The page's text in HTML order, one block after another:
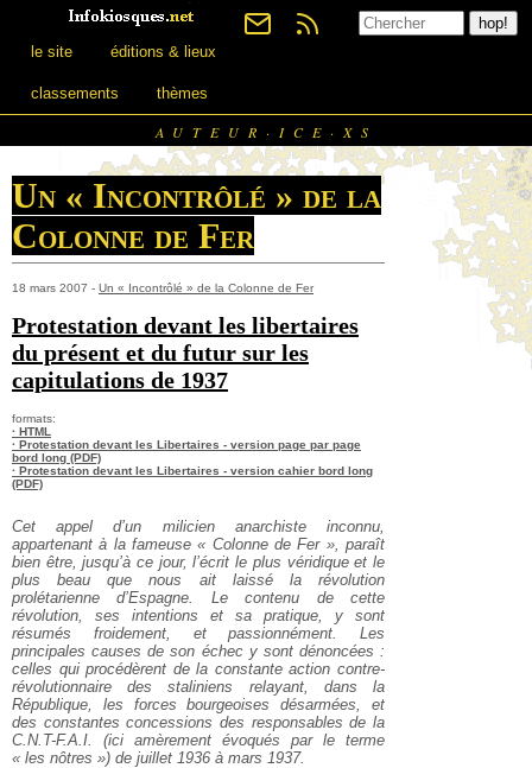
le site éditions & lieux
classements thèmes
AUTEUR·ICE·XS
Un « Incontrôlé » de la
Colonne de Fer
18 mars 2007 - Un « Incontrôlé » de la Colonne de Fer
Protestation devant les libertaires
du présent et du futur sur les
capitulations de 1937
formats:
· HTML
· Protestation devant les Libertaires - version page par page
bord long (PDF)
· Protestation devant les Libertaires - version cahier bord long
(PDF)
Cet appel d’un milicien anarchiste inconnu,
appartenant à la fameuse « Colonne de Fer », paraît
bien être, jusqu’à ce jour, l’écrit le plus véridique et le
plus beau que nous ait laissé la révolution
prolétarienne d’Espagne. Le contenu de cette
révolution, ses intentions et sa pratique, y sont
résumés froidement, et passionnément. Les
principales causes de son échec y sont dénoncées :
celles qui procédèrent de la constante action contre-
révolutionnaire des staliniens relayant, dans la
République, les forces bourgeoises désarmées, et
des constantes concessions des responsables de la
C.N.T-F.A.I. (ici amèrement évoqués par le terme
« les nôtres ») de juillet 1936 à mars 1937.